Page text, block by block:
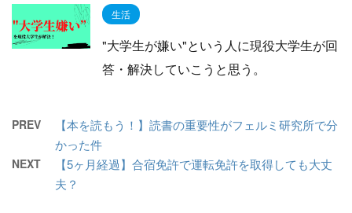
生活
"大学生が嫌い"という人に現役大学生が回
答・解決していこうと思う。
PREV
【本を読もう！】読書の重要性がフェルミ研究所で分
かった件
NEXT
【5ヶ月経過】合宿免許で運転免許を取得しても大丈
夫？